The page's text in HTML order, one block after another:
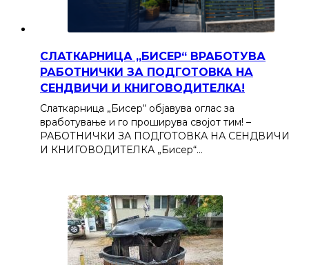
СЛАТКАРНИЦА „БИСЕР“ ВРАБОТУВА
РАБОТНИЧКИ ЗА ПОДГОТОВКА НА
СЕНДВИЧИ И КНИГОВОДИТЕЛКА!
Слаткарница „Бисер“ објавува оглас за
вработување и го проширува својот тим! –
РАБОТНИЧКИ ЗА ПОДГОТОВКА НА СЕНДВИЧИ
И КНИГОВОДИТЕЛКА „Бисер“…